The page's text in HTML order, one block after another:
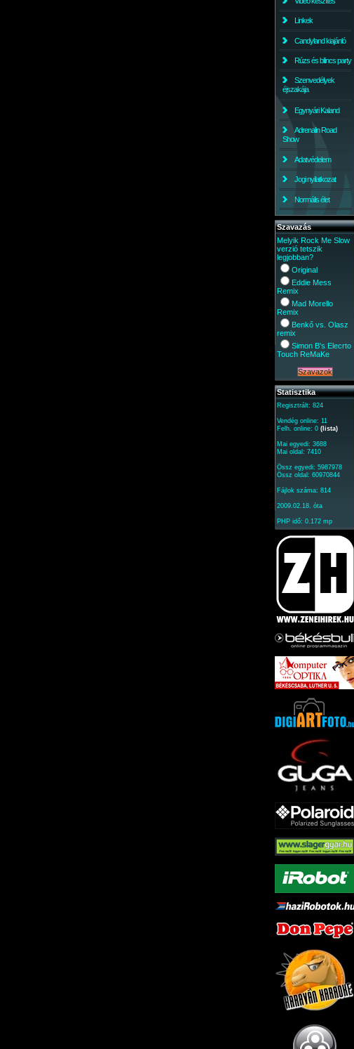
Linkek
Candyland kiajánló
Rúzs és bilincs party
Szenvedélyek
éjszakája
Egynyári Kaland
Adrenalin Road
Show
Adatvédelem
Jogi nyilatkozat
Normális élet
Szavazás
Melyik Rock Me Slow
verzió tetszik
legjobban?
Original
Eddie Mess
Remix
Mad Morello
Remix
Benkő vs. Olasz
remix
Simon B's Elecrto
Touch ReMaKe
Statisztika
Regisztrált: 824
Vendég online: 11
Felh. online: 0 (lista)
Mai egyedi: 3688
Mai oldal: 7410
Össz egyedi: 5987978
Össz oldal: 60970844
Fájlok száma: 814
2009.02.18. óta
PHP idő: 0.172 mp